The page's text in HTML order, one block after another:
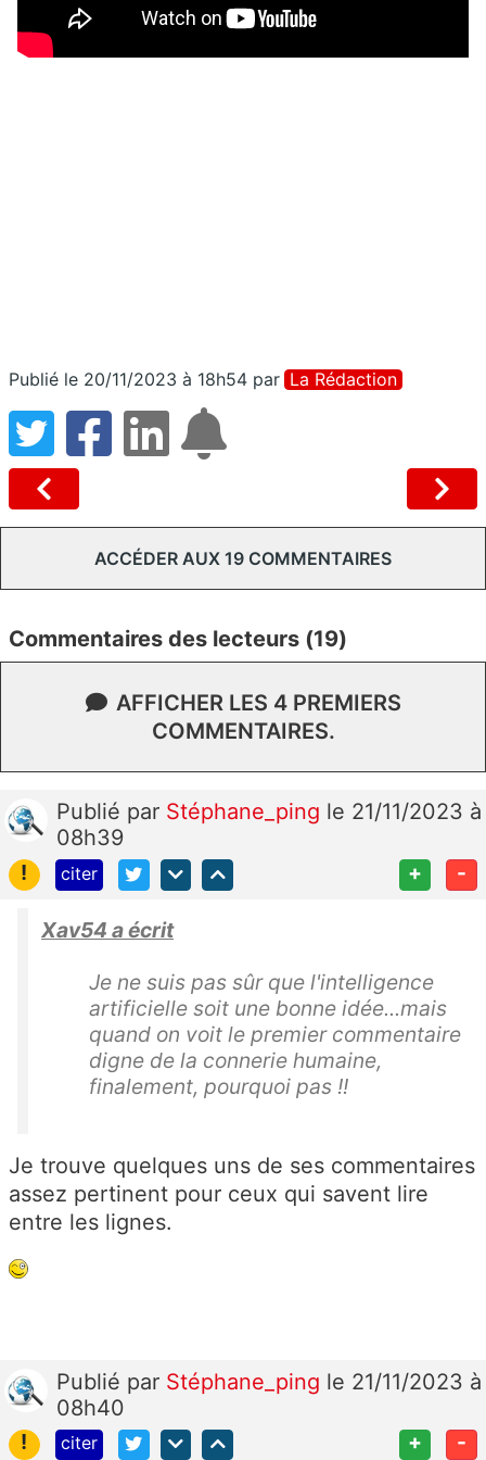
Publié le 20/11/2023 à 18h54 par La Rédaction
ACCÉDER AUX 19 COMMENTAIRES
Commentaires des lecteurs (19)
AFFICHER LES 4 PREMIERS
COMMENTAIRES.
Publié par Stéphane_ping le 21/11/2023 à
08h39
!
citer + -
Xav54 a écrit
Je ne suis pas sûr que l'intelligence
artificielle soit une bonne idée...mais
quand on voit le premier commentaire
digne de la connerie humaine,
finalement, pourquoi pas !!
Je trouve quelques uns de ses commentaires
assez pertinent pour ceux qui savent lire
entre les lignes.
Publié par Stéphane_ping le 21/11/2023 à
08h40
!
citer + -